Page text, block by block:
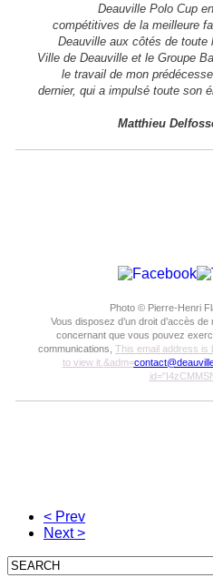
Deauville Polo Cup
compétitives de la meilleure
Deauville aux côtés de toute
Ville de Deauville et le Groupe
le travail de mon
dernier, qui a impulsé toute son
Matthieu
Photo © Pierre-Henri
Vous disposez d’un droit d’accès
concernant que vous pouvez
communications, This email address is
to view it. &adm=
< Prev
Next >